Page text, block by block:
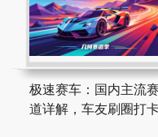
极速赛车：国内主流赛
道详解，车友刷圈打